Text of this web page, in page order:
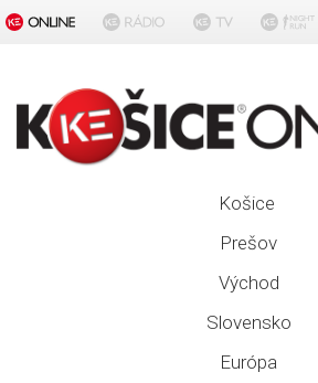
Košice
Prešov
Východ
Slovensko
Európa